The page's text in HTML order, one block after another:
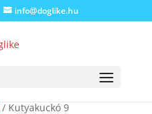
info@doglike.hu
/ Kutyakuckó 9